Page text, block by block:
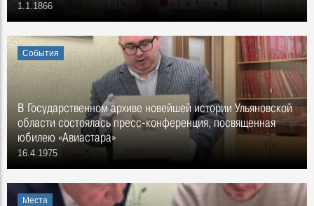
1.1.1866
События
В Государственном архиве новейшей истории Ульяновской
области состоялась пресс-конференция, посвященная
юбилею «Авиастара»
16.4.1975
Места